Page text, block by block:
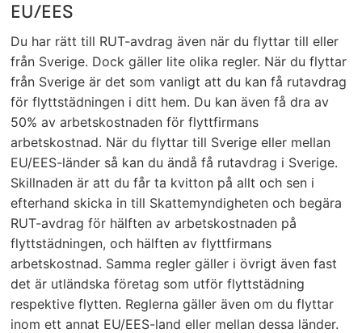
EU/EES
Du har rätt till RUT-avdrag även när du flyttar till eller
från Sverige. Dock gäller lite olika regler. När du flyttar
från Sverige är det som vanligt att du kan få rutavdrag
för flyttstädningen i ditt hem. Du kan även få dra av
50% av arbetskostnaden för flyttfirmans
arbetskostnad. När du flyttar till Sverige eller mellan
EU/EES-länder så kan du ändå få rutavdrag i Sverige.
Skillnaden är att du får ta kvitton på allt och sen i
efterhand skicka in till Skattemyndigheten och begära
RUT-avdrag för hälften av arbetskostnaden på
flyttstädningen, och hälften av flyttfirmans
arbetskostnad. Samma regler gäller i övrigt även fast
det är utländska företag som utför flyttstädning
respektive flytten. Reglerna gäller även om du flyttar
inom ett annat EU/EES-land eller mellan dessa länder.